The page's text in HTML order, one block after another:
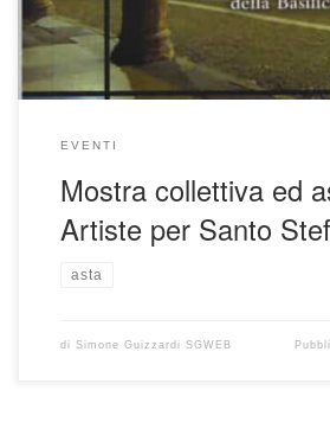
EVENTI
Mostra collettiva ed
Artiste per Santo
asta
di Simone Guizzardi SGWEB